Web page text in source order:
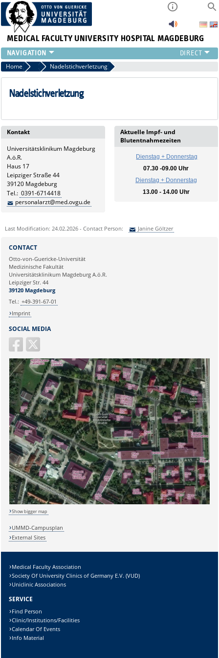
MEDICAL FACULTY UNIVERSITY HOSPITAL MAGDEBURG
INSTITUTE
CLINIC
CENTRAL FACILITIES
INTERNATIONAL
ABOUT US
Home Occupational Health Service
Nadelstichverletzung
Nadelstichverletzung
Kontakt
Universitätsklinikum Magdeburg
A.ö.R.
Haus 17
Leipziger Straße 44
39120 Magdeburg
Tel.: 0391-6714418
personalarzt@med.ovgu.de
Aktuelle Impf- und
Blutentnahmezeiten
Dienstag + Donnerstag
07.30 -09.00 Uhr
Dienstag + Donnerstag
13.00 - 14.00 Uhr
Last Modification: 24.02.2026 - Contact Person: Janine Göltzer
Ihre E-Mailadresse:
Ihr Anliegen:
Sicherheitsabfrage:
Lösung:
SOCIAL MEDIA
CONTACT
Otto-von-Guericke-Universität
Medizinische Fakultät
Universitätsklinikum Magdeburg A.ö.R.
Leipziger Str. 44
39120 Magdeburg
Tel.: +49-391-67-01
Imprint
Show bigger map
UMMD-Campusplan
External Sites
Medical Faculty Association
Society Of University Clinics of Germany E.V. (VUD)
Uniclinic Associations
SERVICE
Find Person
Clinic/Institutions/Facilities
Calendar Of Events
Info Material